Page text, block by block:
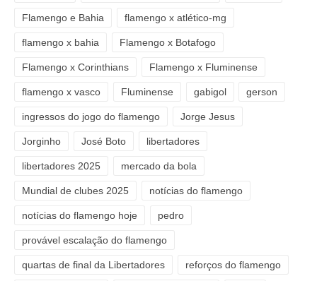
Flamengo e Bahia flamengo x atlético-mg
flamengo x bahia Flamengo x Botafogo
Flamengo x Corinthians Flamengo x Fluminense
flamengo x vasco Fluminense gabigol gerson
ingressos do jogo do flamengo Jorge Jesus
Jorginho José Boto libertadores
libertadores 2025 mercado da bola
Mundial de clubes 2025 notícias do flamengo
notícias do flamengo hoje pedro
provável escalação do flamengo
quartas de final da Libertadores reforços do flamengo